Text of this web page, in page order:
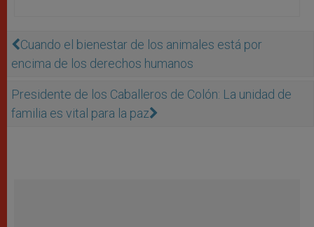
Cuando el bienestar de los animales está por
encima de los derechos humanos
Presidente de los Caballeros de Colón: La unidad de
familia es vital para la paz